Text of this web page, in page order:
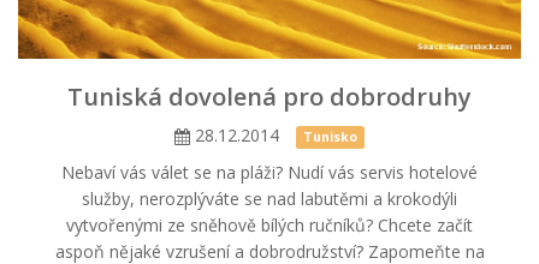
Tuniská dovolená pro dobrodruhy
28.12.2014 Tunisko
Nebaví vás válet se na pláži? Nudí vás servis hotelové
služby, nerozplýváte se nad labutěmi a krokodýli
vytvořenými ze sněhově bílých ručníků? Chcete začít
aspoň nějaké vzrušení a dobrodružství? Zapomeňte na